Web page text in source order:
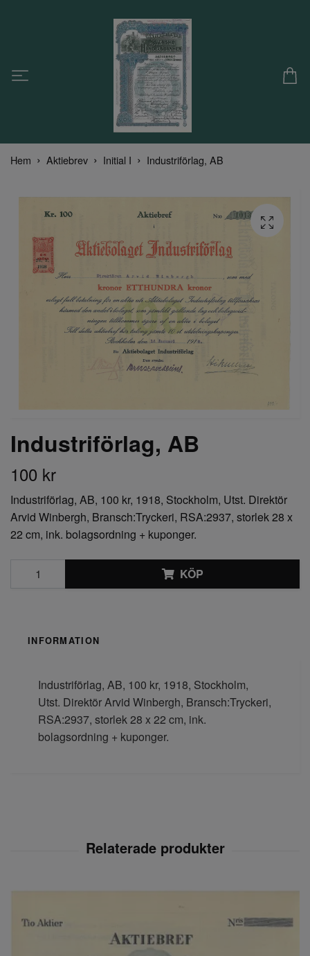
Hem Aktiebrev Initial I Industriförlag, AB
Industriförlag, AB
100 kr
Industriförlag, AB, 100 kr, 1918, Stockholm, Utst. Direktör
Arvid Winbergh, Bransch:Tryckeri, RSA:2937, storlek 28 x
22 cm, ink. bolagsordning + kuponger.
KÖP
INFORMATION
Industriförlag, AB, 100 kr, 1918, Stockholm,
Utst. Direktör Arvid Winbergh, Bransch:Tryckeri,
RSA:2937, storlek 28 x 22 cm, ink.
bolagsordning + kuponger.